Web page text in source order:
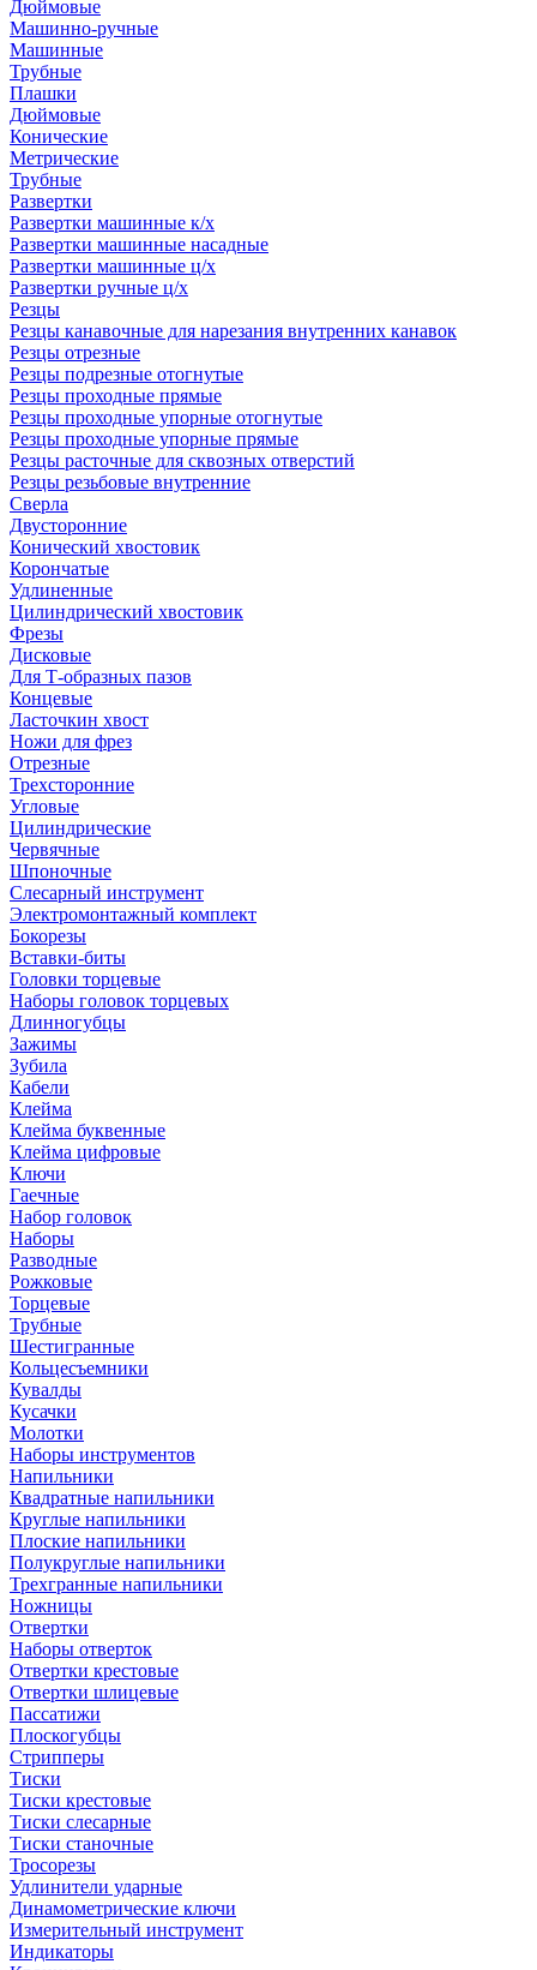
Дюймовые
Машинно-ручные
Машинные
Трубные
Плашки
Дюймовые
Конические
Метрические
Трубные
Развертки
Развертки машинные к/х
Развертки машинные насадные
Развертки машинные ц/х
Развертки ручные ц/х
Резцы
Резцы канавочные для нарезания внутренних канавок
Резцы отрезные
Резцы подрезные отогнутые
Резцы проходные прямые
Резцы проходные упорные отогнутые
Резцы проходные упорные прямые
Резцы расточные для сквозных отверстий
Резцы резьбовые внутренние
Сверла
Двусторонние
Конический хвостовик
Корончатые
Удлиненные
Цилиндрический хвостовик
Фрезы
Дисковые
Для Т-образных пазов
Концевые
Ласточкин хвост
Ножи для фрез
Отрезные
Трехсторонние
Угловые
Цилиндрические
Червячные
Шпоночные
Слесарный инструмент
Электромонтажный комплект
Бокорезы
Вставки-биты
Головки торцевые
Наборы головок торцевых
Длинногубцы
Зажимы
Зубила
Кабели
Клейма
Клейма буквенные
Клейма цифровые
Ключи
Гаечные
Набор головок
Наборы
Разводные
Рожковые
Торцевые
Трубные
Шестигранные
Кольцесъемники
Кувалды
Кусачки
Молотки
Наборы инструментов
Напильники
Квадратные напильники
Круглые напильники
Плоские напильники
Полукруглые напильники
Трехгранные напильники
Ножницы
Отвертки
Наборы отверток
Отвертки крестовые
Отвертки шлицевые
Пассатижи
Плоскогубцы
Стрипперы
Тиски
Тиски крестовые
Тиски слесарные
Тиски станочные
Тросорезы
Удлинители ударные
Динамометрические ключи
Измерительный инструмент
Индикаторы